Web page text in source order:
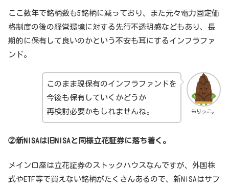
ここ数年で銘柄数も5銘柄に減っており、また元々電力固定価
格制度の後の経営環境に対する先行不透明感などもあり、長
期的に保有して良いのかという不安も耳にするインフラファ
ンド。
もりっこ。
このまま現保有のインフラファンドを
今後も保有していくかどうか
再検討必要かもしれませんね。
②新NISAは旧NISAと同様立花証券に落ち着く。
メイン口座は立花証券のストックハウスなんですが、外国株
式やETF等で買えない銘柄がたくさんあるので、新NISAはサブ